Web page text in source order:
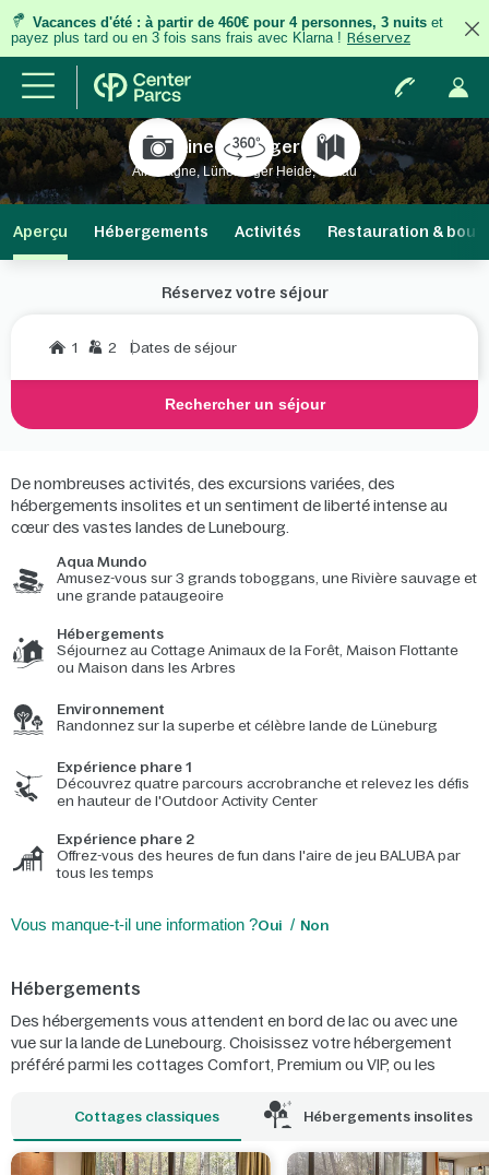
Vacances d'été : à partir de 460€ pour 4 personnes, 3 nuits et
payez plus tard ou en 3 fois sans frais avec Klarna ! Réservez
Domaine Bispinger Heide
Allemagne, Lüneburger Heide, Soltau
Aperçu Hébergements Activités Restauration &
Réservez votre séjour
1 2 Dates de séjour
Rechercher un séjour
De nombreuses activités, des excursions variées, des
hébergements insolites et un sentiment de liberté intense au
cœur des vastes landes de Lunebourg.
Aqua Mundo
Amusez-vous sur 3 grands toboggans, une Rivière sauvage et
une grande pataugeoire
Hébergements
Séjournez au Cottage Animaux de la Forêt, Maison Flottante
ou Maison dans les Arbres
Environnement
Randonnez sur la superbe et célèbre lande de Lüneburg
Expérience phare 1
Découvrez quatre parcours accrobranche et relevez les défis
en hauteur de l'Outdoor Activity Center
Expérience phare 2
Offrez-vous des heures de fun dans l'aire de jeu BALUBA par
tous les temps
Vous manque-t-il une information ?Oui Non
Hébergements
Des hébergements vous attendent en bord de lac ou avec une
vue sur la lande de Lunebourg. Choisissez votre hébergement
préféré parmi les cottages Comfort, Premium ou VIP, ou les
dans une Maison dans les Arbres ou une Maison flottante. À
moins que vous ne préfériez le cottage à thème "Animaux de la
forêt" ?
Cottages classiques Hébergements insolites